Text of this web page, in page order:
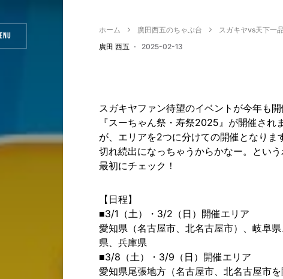
ホーム 廣田西五のちゃぶ台
スガキヤvs天下一品
廣田 西五
2025-02-13
スガキヤファン待望のイベントが今年も
『スーちゃん祭・寿祭2025』が開催さ
が、エリアを2つに分けての開催となりま
切れ続出になっちゃうからかなー。とい
最初にチェック！
【日程】
■3/1（土）・3/2（日）開催エリア
愛知県（名古屋市、北名古屋市）、岐阜
県、兵庫県
■3/8（土）・3/9（日）開催エリア
愛知県尾張地方（名古屋市、北名古屋市